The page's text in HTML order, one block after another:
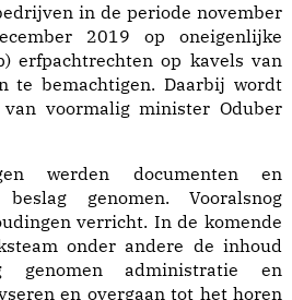
in de periode november
2019 op oneigenlijke
erfpachtrechten op kavels van
te bemachtigen. Daarbij wordt
voormalig minister Oduber
werden documenten en
genomen. Vooralsnog
verricht. In de komende
onder andere de inhoud
administratie en
en overgaan tot het horen